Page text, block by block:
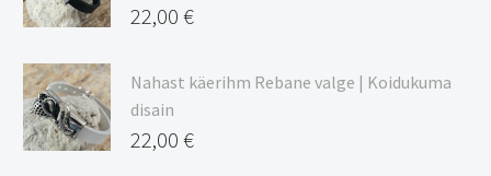
22,00 €
Nahast käerihm Rebane valge | Koidukuma
disain
22,00 €